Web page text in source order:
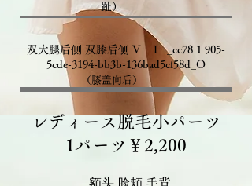
趾）
双大腿后侧 双膝后侧 V I _cc78 1 905-
5cde-3194-bb3b-136bad5cf58d_O
（膝盖向后）
レディース脱毛小パーツ
​1パーツ￥2,200
额头 脸颊 手背